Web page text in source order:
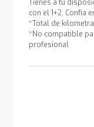
Tienes a tu
con el 1+2. Confía
*Total de
*No compatible
profesional